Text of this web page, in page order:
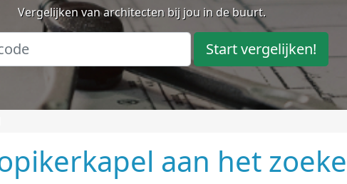
Vergelijken van architecten bij jou in de buurt.
Start vergelijken!
aan het